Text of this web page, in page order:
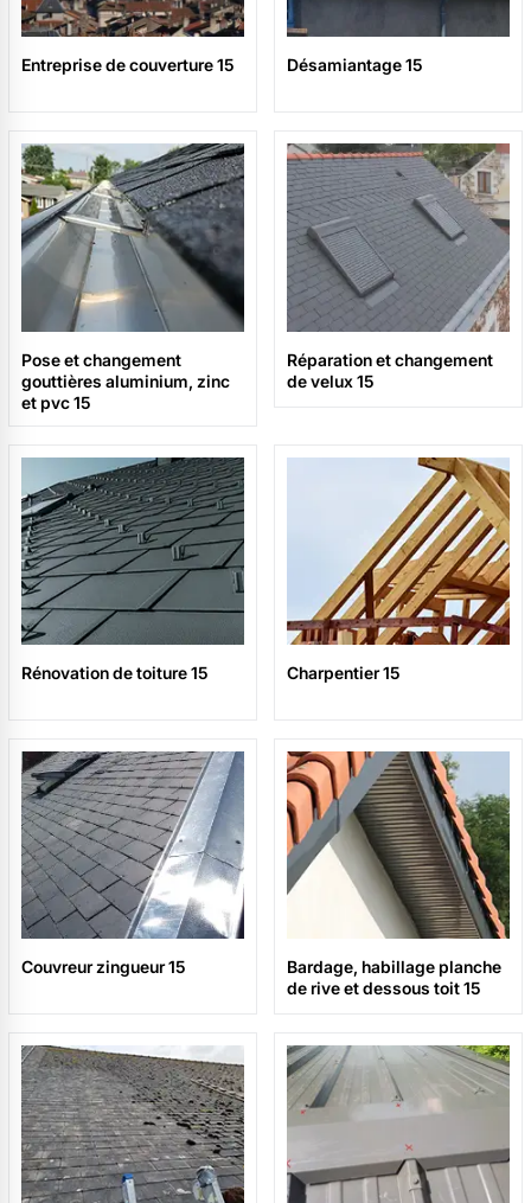
Entreprise de couverture 15 Désamiantage 15
Pose et changement
gouttières aluminium, zinc
et pvc 15
Réparation et changement
de velux 15
Rénovation de toiture 15 Charpentier 15
Couvreur zingueur 15
Bardage, habillage planche
de rive et dessous toit 15